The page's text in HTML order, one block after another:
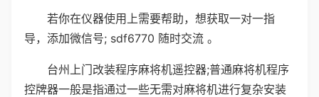
若你在仪器使用上需要帮助，想获取一对一指
导，添加微信号; sdf6770 随时交流 。
台州上门改装程序麻将机遥控器;普通麻将机程序
控牌器一般是指通过一些无需对麻将机进行复杂安装